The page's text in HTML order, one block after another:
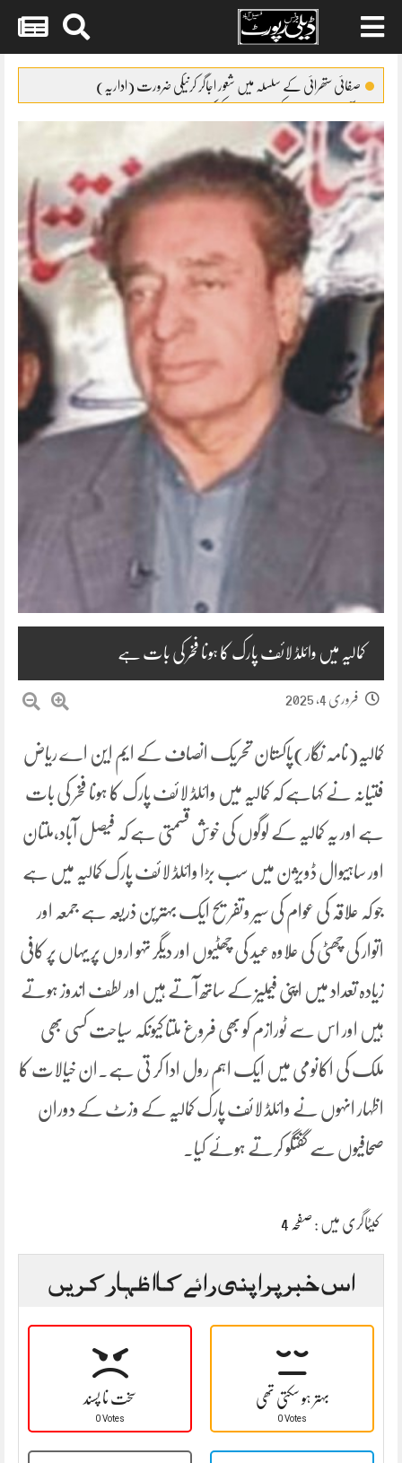
contentصفائی ستھرائی کے سلسلہ میں شعور اجاگر کرنیکی ضرورت (اداریہ)
BISPکے سروے کے بہانے نوسربازوں کی ٹیمیں گوجرہ کے چکوک میں
متحرک
ساہیوال ٹیچنگ ہسپتال میں کمپیوٹر نظام کی فراہمی
ساہیوال پولیس کا جرائم پیشہ افراد کیخلاف کریک ڈاؤن،314افراد گرفتار
کمالیہ میں وائلڈ لائف پارک کا ہونا فخر کی بات ہے
فروری 4, 2025
کمالیہ(نامہ نگار)پاکستان تحریک انصاف کے ایم این اے ریاض
فتیانہ نے کہاہے کہ کمالیہ میں وائلڈ لائف پارک کا ہونا فخر کی بات
ہے اور یہ کمالیہ کے لوگوں کی خوش قسمتی ہے کہ فیصل آباد،ملتان
اور ساہیوال ڈویژن میں سب بڑا وائلڈ لائف پارک کمالیہ میں ہے
جو کہ علاقہ کی عوام کی سیر وتفریح ایک بہترین ذریعہ ہے جمعہ اور
اتوار کی چھٹی کی علاوہ عید کی چھٹیوں اور دیگر تہو اروں پر یہاں پر کافی
زیادہ تعداد میں اپنی فیملیز کے ساتھ آتے ہیں اور لطف اندوز ہوتے
ہیں اور اس سے ٹورازم کو بھی فروغ ملتا کیونکہ سیاحت کسی بھی
ملک کی اکانومی میں ایک اہم رول ادا کر تی ہے۔ان خیالات کا
اظہار انہوں نے وائلڈ لائف پارک کمالیہ کے وزٹ کے دوران
صحافیوں سے گفتگو کرتے ہوئے کیا۔
کیٹاگری میں : صفحہ 4
اس خبر پر اپنی رائے کا اظہار کریں
سخت نا پسند
0 Votes
بہتر ہو سکتی تھی
0 Votes